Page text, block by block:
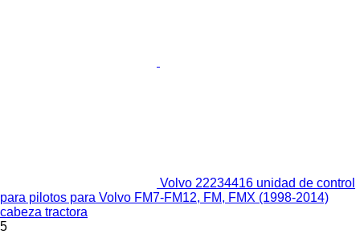
Volvo 22234416 unidad de control
para pilotos para Volvo FM7-FM12, FM, FMX (1998-2014)
cabeza tractora
5